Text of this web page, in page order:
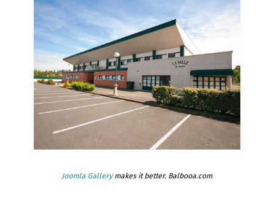
Joomla Gallerymakes it better. Balbooa.com